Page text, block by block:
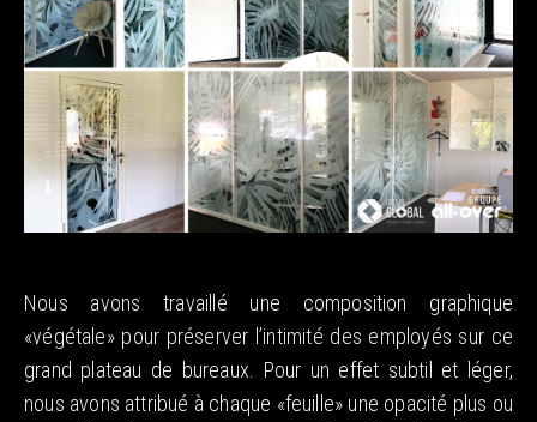
Nous avons travaillé une composition graphique
«végétale» pour préserver l’intimité des employés sur ce
grand plateau de bureaux. Pour un effet subtil et léger,
nous avons attribué à chaque «feuille» une opacité plus ou